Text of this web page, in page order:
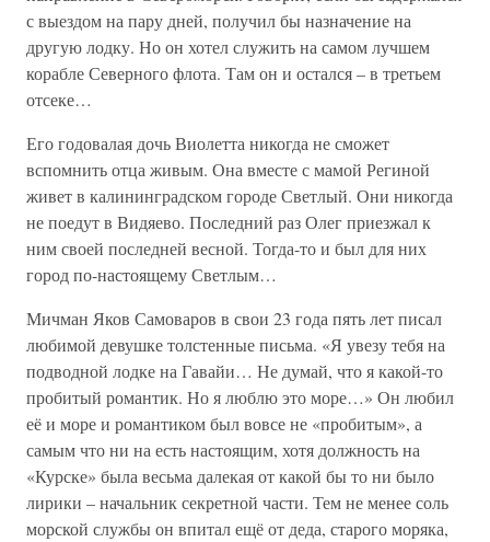
с выездом на пару дней, получил бы назначение на
другую лодку. Но он хотел служить на самом лучшем
корабле Северного флота. Там он и остался – в третьем
отсеке…
Его годовалая дочь Виолетта никогда не сможет
вспомнить отца живым. Она вместе с мамой Региной
живет в калининградском городе Светлый. Они никогда
не поедут в Видяево. Последний раз Олег приезжал к
ним своей последней весной. Тогда-то и был для них
город по-настоящему Светлым…
Мичман Яков Самоваров в свои 23 года пять лет писал
любимой девушке толстенные письма. «Я увезу тебя на
подводной лодке на Гавайи… Не думай, что я какой-то
пробитый романтик. Но я люблю это море…» Он любил
её и море и романтиком был вовсе не «пробитым», а
самым что ни на есть настоящим, хотя должность на
«Курске» была весьма далекая от какой бы то ни было
лирики – начальник секретной части. Тем не менее соль
морской службы он впитал ещё от деда, старого моряка,